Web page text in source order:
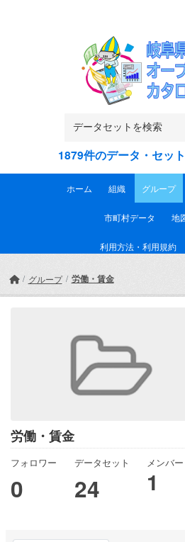
1879件のデータ・セッ
ホーム 組織 グループ
市町村データ 地
利用方法・利用規約
グループ 労働・賃金
労働・賃金
フォロワー
0
データセット
24
メンバー
1